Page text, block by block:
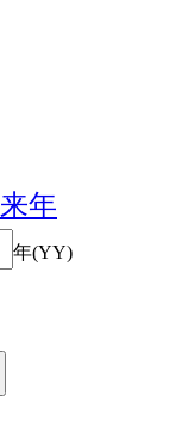
来年
年(YY)